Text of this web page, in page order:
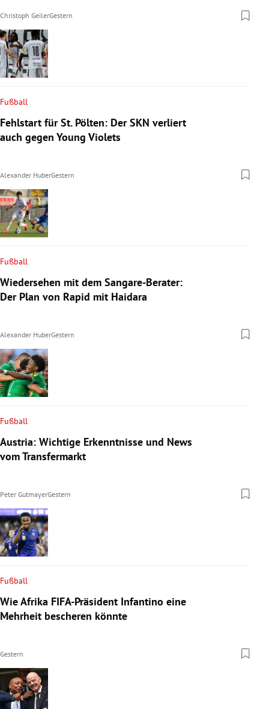
Christoph GeilerGestern
Fußball
Fehlstart für St. Pölten: Der SKN verliert
auch gegen Young Violets
Alexander HuberGestern
Fußball
Wiedersehen mit dem Sangare-Berater:
Der Plan von Rapid mit Haidara
Alexander HuberGestern
Fußball
Austria: Wichtige Erkenntnisse und News
vom Transfermarkt
Peter GutmayerGestern
Fußball
Wie Afrika FIFA-Präsident Infantino eine
Mehrheit bescheren könnte
Gestern